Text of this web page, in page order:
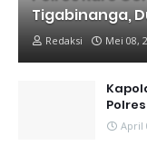
Tigabinanga,
Redaksi Mei 08,
April